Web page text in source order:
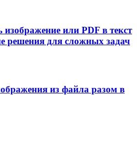
изображение или PDF в текст
решения для сложных задач
из файла разом в